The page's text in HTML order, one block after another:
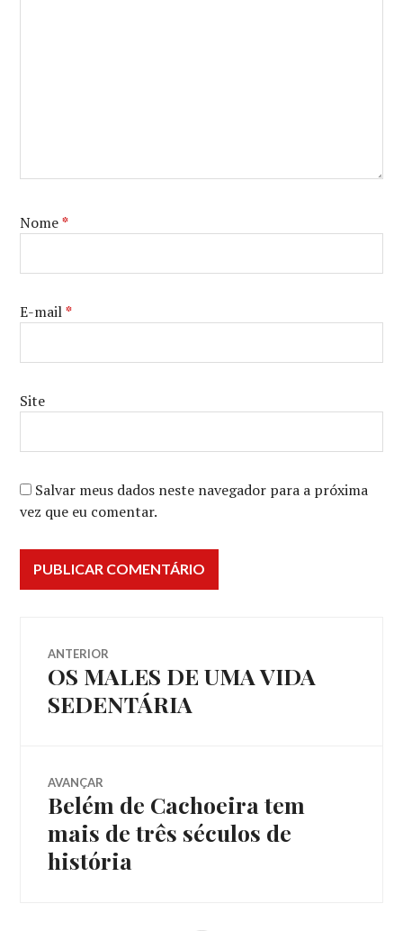
Nome*
E-mail*
Site
Salvar meus dados neste navegador para a próxima
vez que eu comentar.
Navegação
de
ANTERIOR
Post
OS MALES DE UMA VIDA
SEDENTÁRIA
AVANÇAR
Próximo
Belém de Cachoeira tem
mais de três séculos de
história